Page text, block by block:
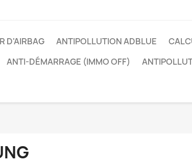
D'AIRBAG ANTIPOLLUTION ADBLUE
ANTI-DÉMARRAGE (IMMO OFF)